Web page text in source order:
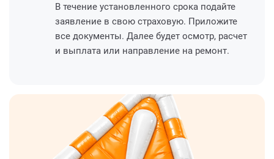
В течение установленного срока подайте
заявление в свою страховую. Приложите
все документы. Далее будет осмотр, расчет
и выплата или направление на ремонт.